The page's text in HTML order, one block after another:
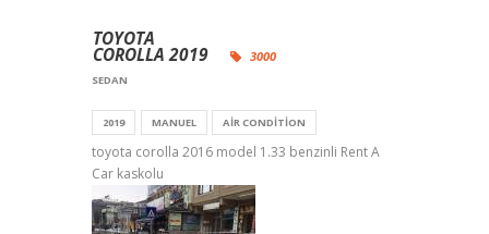
TOYOTA
COROLLA 2019
SEDAN
3000
2019 MANUEL AIR CONDITION
toyota corolla 2016 model 1.33 benzinli Rent A
Car kaskolu